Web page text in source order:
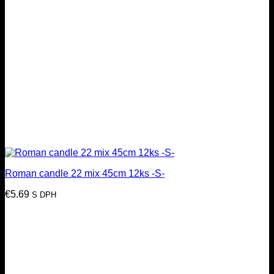
Roman candle 22 mix 45cm 12ks -S-
€5.69 S DPH